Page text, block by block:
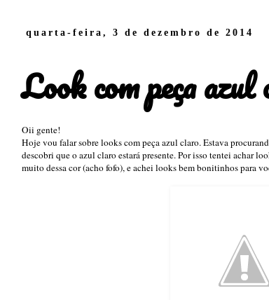
quarta-feira, 3 de dezembro de 2014
Look com peça
Oii gente!
Hoje vou falar sobre looks com peça azul claro. Estava
descobri que o azul claro estará presente. Por isso tentei achar
muito dessa cor (acho fofo), e achei looks bem bonitinhos para